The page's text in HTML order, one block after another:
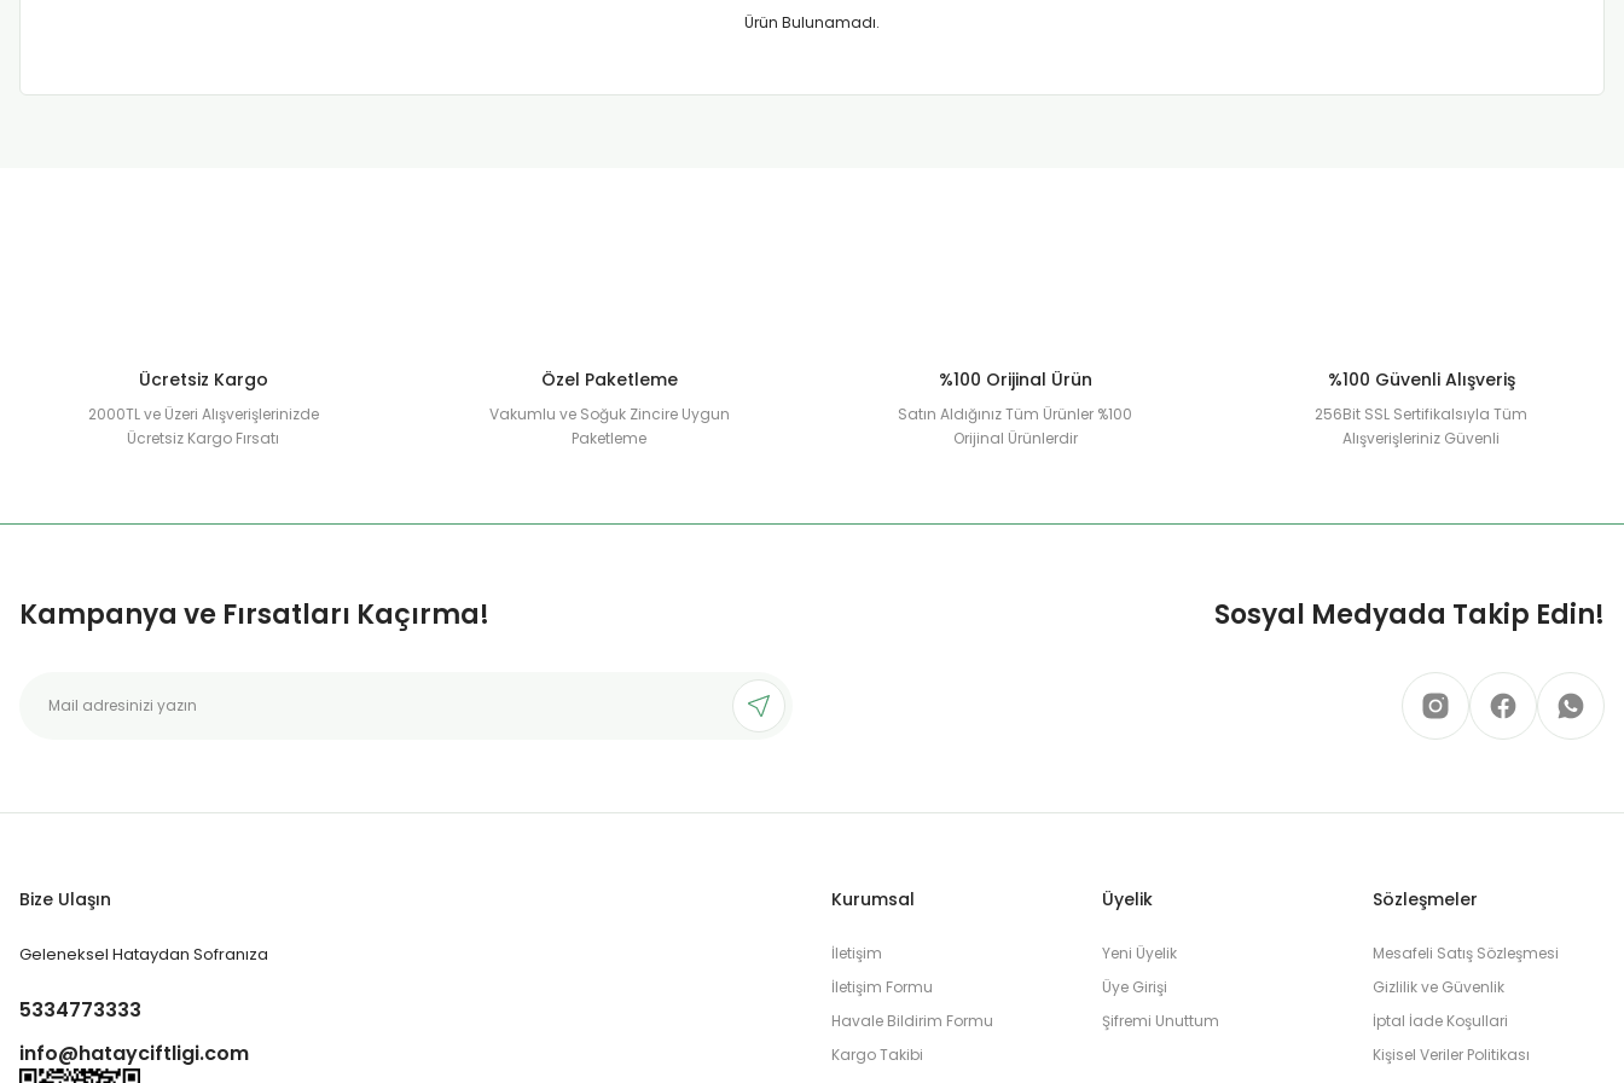
Ürün Bulunamadı.
Ücretsiz Kargo
2000TL ve Üzeri Alışverişlerinizde
Ücretsiz Kargo Fırsatı
Özel Paketleme
Vakumlu ve Soğuk Zincire Uygun
Paketleme
%100 Orijinal Ürün
Satın Aldığınız Tüm Ürünler %100
Orijinal Ürünlerdir
%100 Güvenli Alışveriş
256Bit SSL Sertifikalsıyla Tüm
Alışverişleriniz Güvenli
Kampanya ve Fırsatları Kaçırma! Sosyal Medyada Takip Edin!
Bize Ulaşın
Geleneksel Hataydan Sofranıza
5334773333
info@hatayciftligi.com
Kurumsal
İletişim
İletişim Formu
Havale Bildirim Formu
Kargo Takibi
Üyelik
Yeni Üyelik
Üye Girişi
Şifremi Unuttum
Sözleşmeler
Mesafeli Satış Sözleşmesi
Gizlilik ve Güvenlik
İptal İade Koşullari
Kişisel Veriler Politikası